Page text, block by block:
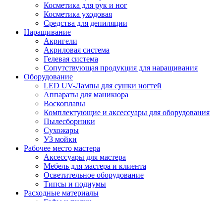
Косметика для рук и ног
Косметика уходовая
Средства для депиляции
Наращивание
Акригели
Акриловая система
Гелевая система
Сопутствующая продукция для наращивания
Оборудование
LED UV-Лампы для сушки ногтей
Аппараты для маникюра
Воскоплавы
Комплектующие и аксессуары для оборудования
Пылесборники
Сухожары
УЗ мойки
Рабочее место мастера
Аксессуары для мастера
Мебель для мастера и клиента
Осветительное оборудование
Типсы и подиумы
Расходные материалы